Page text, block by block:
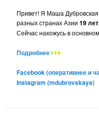
Привет! Я Маша
разных странах Азии19
Сейчас нахожусь в
Подробнее
Facebook (оперативнее и
Instagram (mdubrovskaya)